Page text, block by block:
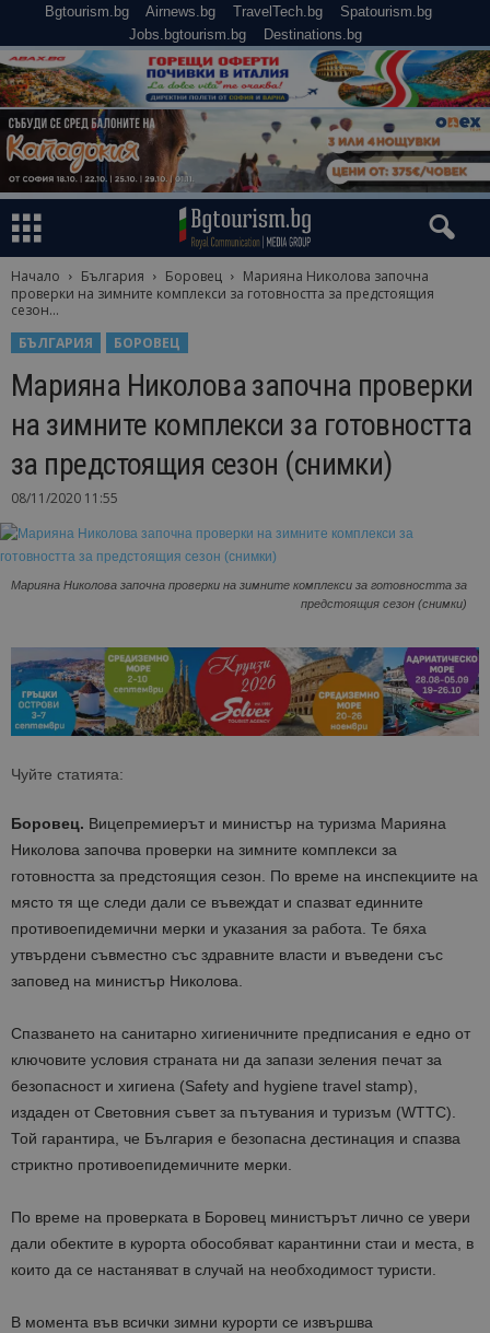
Bgtourism.bg Airnews.bg TravelTech.bg
Spatourism.bg
Jobs.bgtourism.bg
Destinations.bg
Начало България Боровец
Марияна Николова започна
проверки на зимните комплекси за готовността за предстоящия
сезон...
БЪЛГАРИЯ
БОРОВЕЦ
Марияна Николова започна проверки
на зимните комплекси за готовността
за предстоящия сезон (снимки)
08/11/2020 11:55
Марияна Николова започна проверки на зимните комплекси за готовността за
предстоящия сезон (снимки)
Чуйте статията:
Боровец. Вицепремиерът и министър на туризма Марияна
Николова започва проверки на зимните комплекси за
готовността за предстоящия сезон. По време на инспекциите на
място тя ще следи дали се въвеждат и спазват единните
противоепидемични мерки и указания за работа. Те бяха
утвърдени съвместно със здравните власти и въведени със
заповед на министър Николова.
Спазването на санитарно хигиеничните предписания е едно от
ключовите условия страната ни да запази зеления печат за
безопасност и хигиена (Safety and hygiene travel stamp),
издаден от Световния съвет за пътувания и туризъм (WTTC).
Той гарантира, че България е безопасна дестинация и спазва
стриктно противоепидемичните мерки.
По време на проверката в Боровец министърът лично се увери
дали обектите в курорта обособяват карантинни стаи и места, в
които да се настаняват в случай на необходимост туристи.
В момента във всички зимни курорти се извършва